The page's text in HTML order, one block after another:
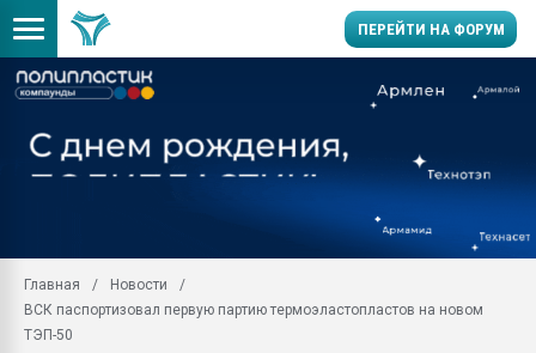
ПЕРЕЙТИ НА ФОРУМ
заводу пластмасс"
Главная
Новости
ВСК паспортизовал первую партию термоэластопластов на новом
ТЭП-50